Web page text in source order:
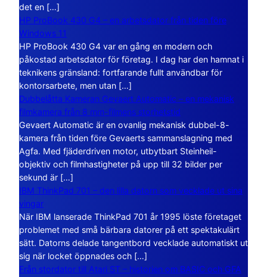
det en […]
HP ProBook 430 G4 – en arbetsdator från tiden före
Windows 11
HP ProBook 430 G4 var en gång en modern och
påkostad arbetsdator för företag. I dag har den hamnat i
teknikens gränsland: fortfarande fullt användbar för
kontorsarbete, men utan […]
Dubbelåtta Kameran Gevaert Automatic – en mekanisk
filmkamera från 8 mm-filmens storhetstid
Gevaert Automatic är en ovanlig mekanisk dubbel-8-
kamera från tiden före Gevaerts sammanslagning med
Agfa. Med fjäderdriven motor, utbytbart Steinheil-
objektiv och filmhastigheter på upp till 32 bilder per
sekund är […]
IBM ThinkPad 701 – den lilla datorn som vecklade ut sina
vingar
När IBM lanserade ThinkPad 701 år 1995 löste företaget
problemet med små bärbara datorer på ett spektakulärt
sätt. Datorns delade tangentbord vecklade automatiskt ut
sig när locket öppnades och […]
Från stordator till Atari ST – historien om BASIC och GFA